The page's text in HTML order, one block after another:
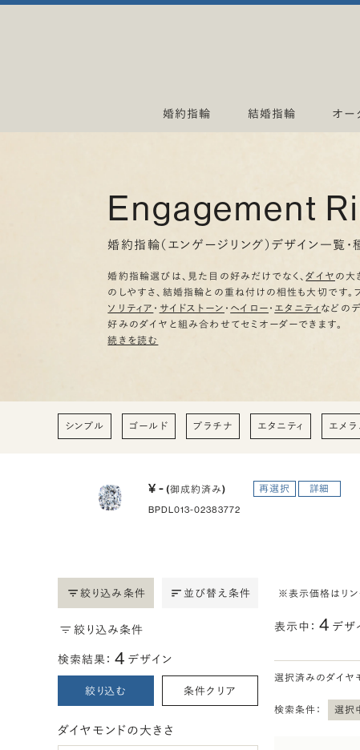
婚約指輪 結婚指輪 オー
Engagement
婚約指輪（エンゲージリング）デザイン一覧・
婚約指輪選びは、見た目の好みだけでなく、ダイヤ の大
のしやすさ、結婚指輪との重ね付けの相性も大切です。
ソリティア ・ サイドストーン ・ ヘイロー ・ エタニティ などの
好みのダイヤと組み合わせてセミオーダーできます。
続きを読む
シンプル ゴールド プラチナ エタニティ エメラ
¥ - (御成約済み) 再選択 詳細
BPDL013-02383772
絞り込み条件 並び替え条件
絞り込み条件
検索結果： 4 デザイン
絞り込む 条件クリア
ダイヤモンドの大きさ
※表示価格はリ
表示中： 4 デザ
選択済みのダイヤ
検索条件： 選択